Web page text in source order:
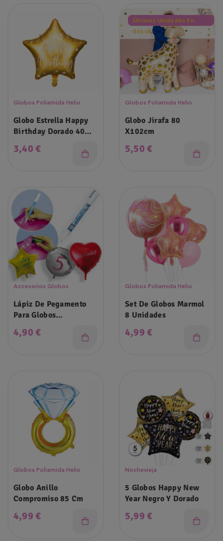
Globos Poliamida Helio
Globo Estrella Happy
Birthday Dorado 40
Precio
3,40 €
Últimas Unidades En
Stock
Globos Poliamida Helio
Globo Jirafa 80
X102cm
Precio
5,50 €
Accesorios Globos
Lápiz De Pegamento
Para Globos
Precio
4,90 €
Globos Poliamida Helio
Set De Globos Marmol
8 Unidades
Precio
4,99 €
Globos Poliamida Helio
Globo Anillo
Compromiso 85 Cm
Precio
4,99 €
Nochevieja
5 Globos Happy New
Year Negro Y Dorado
Precio
5,99 €